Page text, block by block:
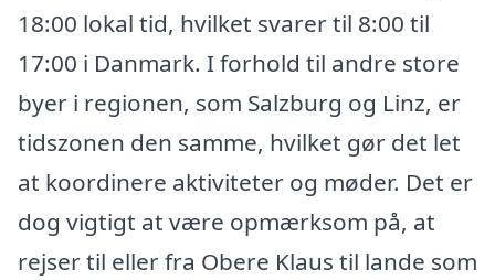
18:00 lokal tid, hvilket svarer til 8:00 til
17:00 i Danmark. I forhold til andre store
byer i regionen, som Salzburg og Linz, er
tidszonen den samme, hvilket gør det let
at koordinere aktiviteter og møder. Det er
dog vigtigt at være opmærksom på, at
rejser til eller fra Obere Klaus til lande som